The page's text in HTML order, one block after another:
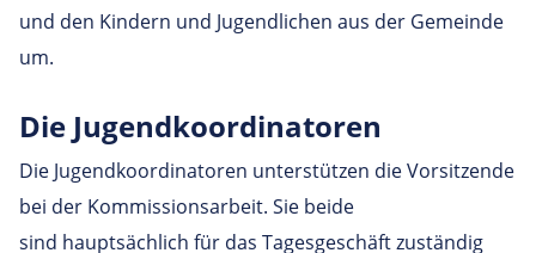
und den Kindern und Jugendlichen aus der Gemeinde
um.
Die Jugendkoordinatoren
Die Jugendkoordinatoren unterstützen die Vorsitzende
bei der Kommissionsarbeit. Sie beide
sind hauptsächlich für das Tagesgeschäft zuständig